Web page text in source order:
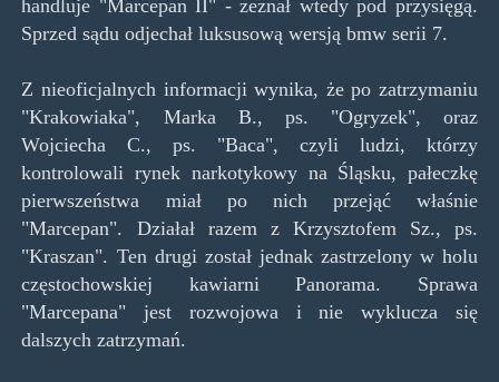
handluje "Marcepan II" - zeznał wtedy pod przysięgą.
Sprzed sądu odjechał luksusową wersją bmw serii 7.
Z nieoficjalnych informacji wynika, że po zatrzymaniu
"Krakowiaka", Marka B., ps. "Ogryzek", oraz
Wojciecha C., ps. "Baca", czyli ludzi, którzy
kontrolowali rynek narkotykowy na Śląsku, pałeczkę
pierwszeństwa miał po nich przejąć właśnie
"Marcepan". Działał razem z Krzysztofem Sz., ps.
"Kraszan". Ten drugi został jednak zastrzelony w holu
częstochowskiej kawiarni Panorama. Sprawa
"Marcepana" jest rozwojowa i nie wyklucza się
dalszych zatrzymań.